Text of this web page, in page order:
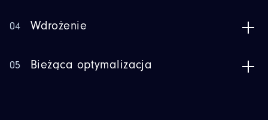
04 Wdrożenie
05 Bieżąca optymalizacja